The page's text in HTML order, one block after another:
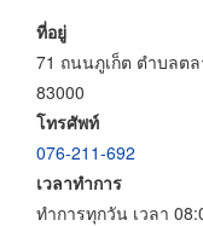
ที่อยู่
71 ถนนภูเก็ต ตำบลตล
83000
โทรศัพท์
076-211-692
เวลาทำการ
ทำการทุกวัน เวลา